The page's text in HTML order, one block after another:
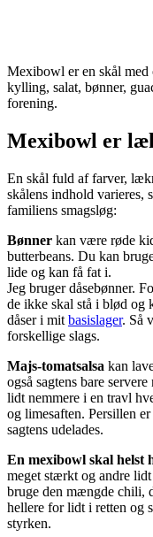
Mexibowl er en skål
kylling, salat, bønner,
forening.
Mexibowl er
En skål fuld af farver,
skålens indhold varieres,
familiens smagsløg:
Bønner kan være røde
butterbeans. Du kan
lide og kan få fat i.
Jeg bruger dåsebønner.
de ikke skal stå i blød og
dåser i mit basislager. Så
forskellige slags.
Majs-tomatsalsa kan
også sagtens bare
lidt nemmere i en travl
og limesaften. Persillen
sagtens udelades.
En mexibowl skal helst
meget stærkt og andre
bruge den mængde chili,
hellere for lidt i retten og
styrken.